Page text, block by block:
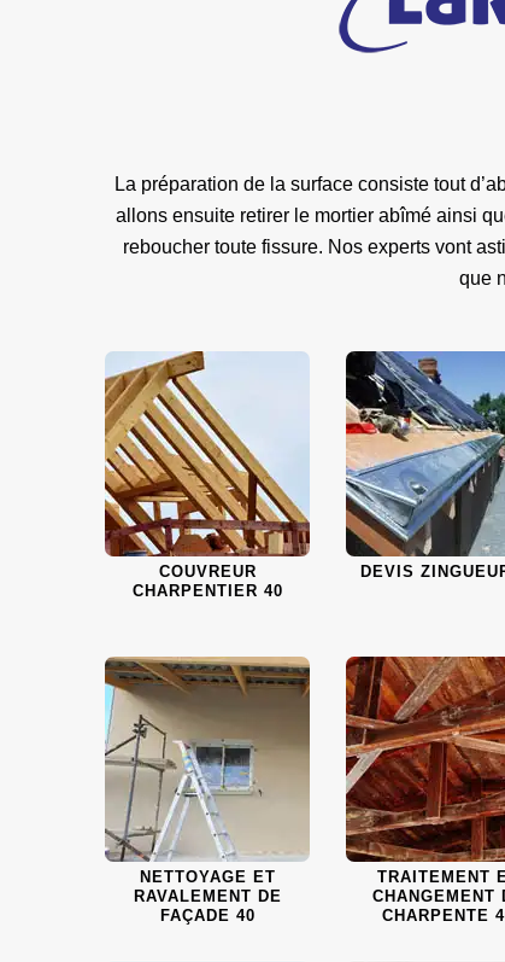
La préparation de la surface consiste tout
allons ensuite retirer le mortier abîmé ainsi
reboucher toute fissure. Nos experts vont
que
COUVREUR
CHARPENTIER 40
DEVIS
NETTOYAGE ET
RAVALEMENT DE
FAÇADE 40
TRAITEMENT
CHANGEMENT
CHARPENTE